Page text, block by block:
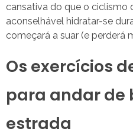
cansativa do que o ciclismo
aconselhável hidratar-se
começará a suar (e perderá
Os exercícios
para andar de
estrada